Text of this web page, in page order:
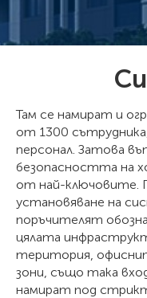
Там се намират и
от 1300
персонал. Затова
безопасността на
от най-ключовите.
установяване на
поръчителят
цялата
територия,
зони, също така
намират под